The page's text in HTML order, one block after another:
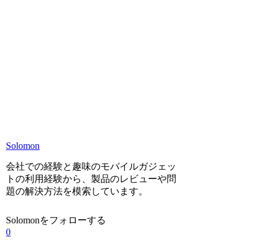
Solomon
会社での経験と趣味のモバイルガジェッ
トの利用経験から、製品のレビューや問
題の解決方法を模索しています。
Solomonをフォローする
0